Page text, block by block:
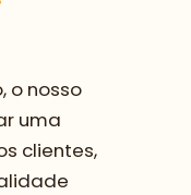
o nosso
uma
clientes,